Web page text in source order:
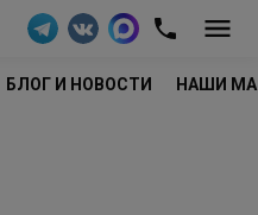
БЛОГ И НОВОСТИ НАШИ